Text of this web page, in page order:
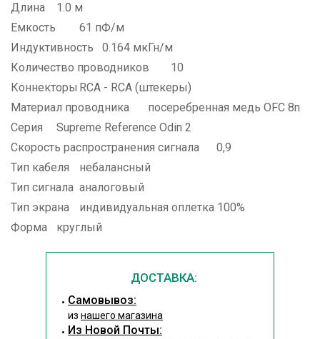
Длина
1.0 м
Емкость
61 пФ/м
Индуктивность
0.164 мкГн/м
Количество проводников
10
Коннекторы RCA - RCA (штекеры)
Материал проводника
посеребренная медь OFC 8n
Серия
Supreme Reference Odin 2
Скорость распространения сигнала
0,9
Тип кабеля
небалансный
Тип сигнала аналоговый
Тип экрана
индивидуальная оплетка 100%
Форма
круглый
ДОСТАВКА:
Cамовывоз:
из нашего магазина
Из Новой Почты: